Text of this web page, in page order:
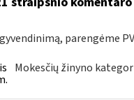
parengėme
Mokesčių žinyno